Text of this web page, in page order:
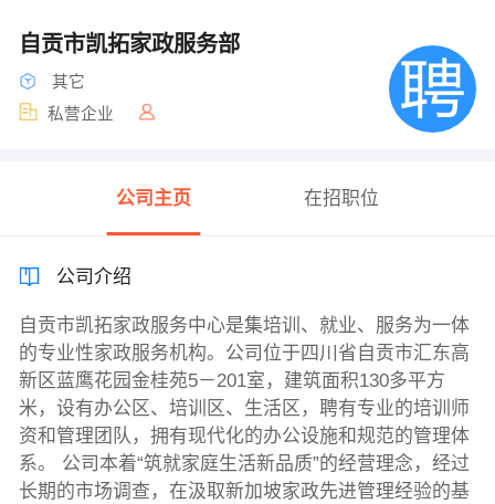
自贡市凯拓家政服务部
其它
私营企业
公司主页 在招职位
公司介绍
自贡市凯拓家政服务中心是集培训、就业、服务为一体
的专业性家政服务机构。公司位于四川省自贡市汇东高
新区蓝鹰花园金桂苑5－201室，建筑面积130多平方
米，设有办公区、培训区、生活区，聘有专业的培训师
资和管理团队，拥有现代化的办公设施和规范的管理体
系。 公司本着“筑就家庭生活新品质”的经营理念，经过
长期的市场调查，在汲取新加坡家政先进管理经验的基